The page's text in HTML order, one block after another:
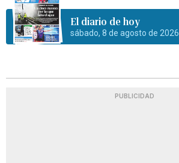
El diario de hoy
sábado, 8 de agosto de 2026
PUBLICIDAD